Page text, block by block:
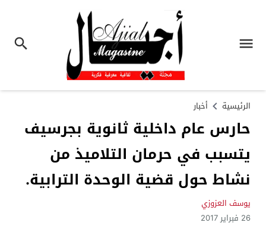
الرئيسية أخبار
حارس عام داخلية ثانوية بجرسيف
يتسبب في حرمان التلاميذ من
نشاط حول قضية الوحدة الترابية.
يوسف العزوزي
26 فبراير 2017